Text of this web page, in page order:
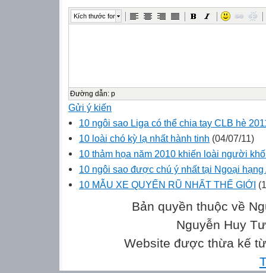
Kích thước font
Đường dẫn: p
Gửi ý kiến
10 ngôi sao Liga có thể chia tay CLB hè
10 loài chó kỳ lạ nhất hành tinh (04/07/11)
10 thảm họa năm 2010 khiến loài người
10 ngôi sao được chú ý nhất tại Ngoại
10 MẪU XE QUYẾN RŨ NHẤT THẾ GIỚI
Bản quyền thuộc về
Nguyễn Huy
Website được thừa kế